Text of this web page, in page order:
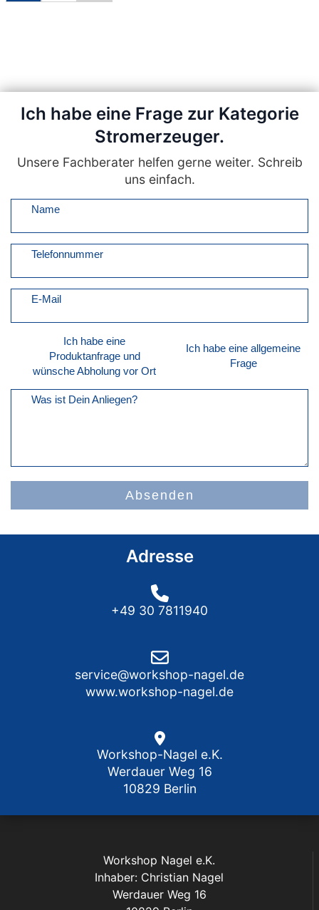
Ich habe eine Frage zur Kategorie
Stromerzeuger.
Unsere Fachberater helfen gerne weiter. Schreib
uns einfach.
Name
Telefonnummer
E-Mail
Ich habe eine
Produktanfrage und
wünsche Abholung vor Ort
Ich habe eine allgemeine
Frage
Was ist Dein Anliegen?
Absenden
Adresse
+49 30 7811940
service@workshop-nagel.de
www.workshop-nagel.de
Workshop-Nagel e.K.
Werdauer Weg 16
10829 Berlin
Workshop Nagel e.K.
Inhaber: Christian Nagel
Werdauer Weg 16